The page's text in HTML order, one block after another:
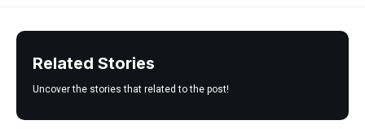
Related Stories
Uncover the stories that related to the post!